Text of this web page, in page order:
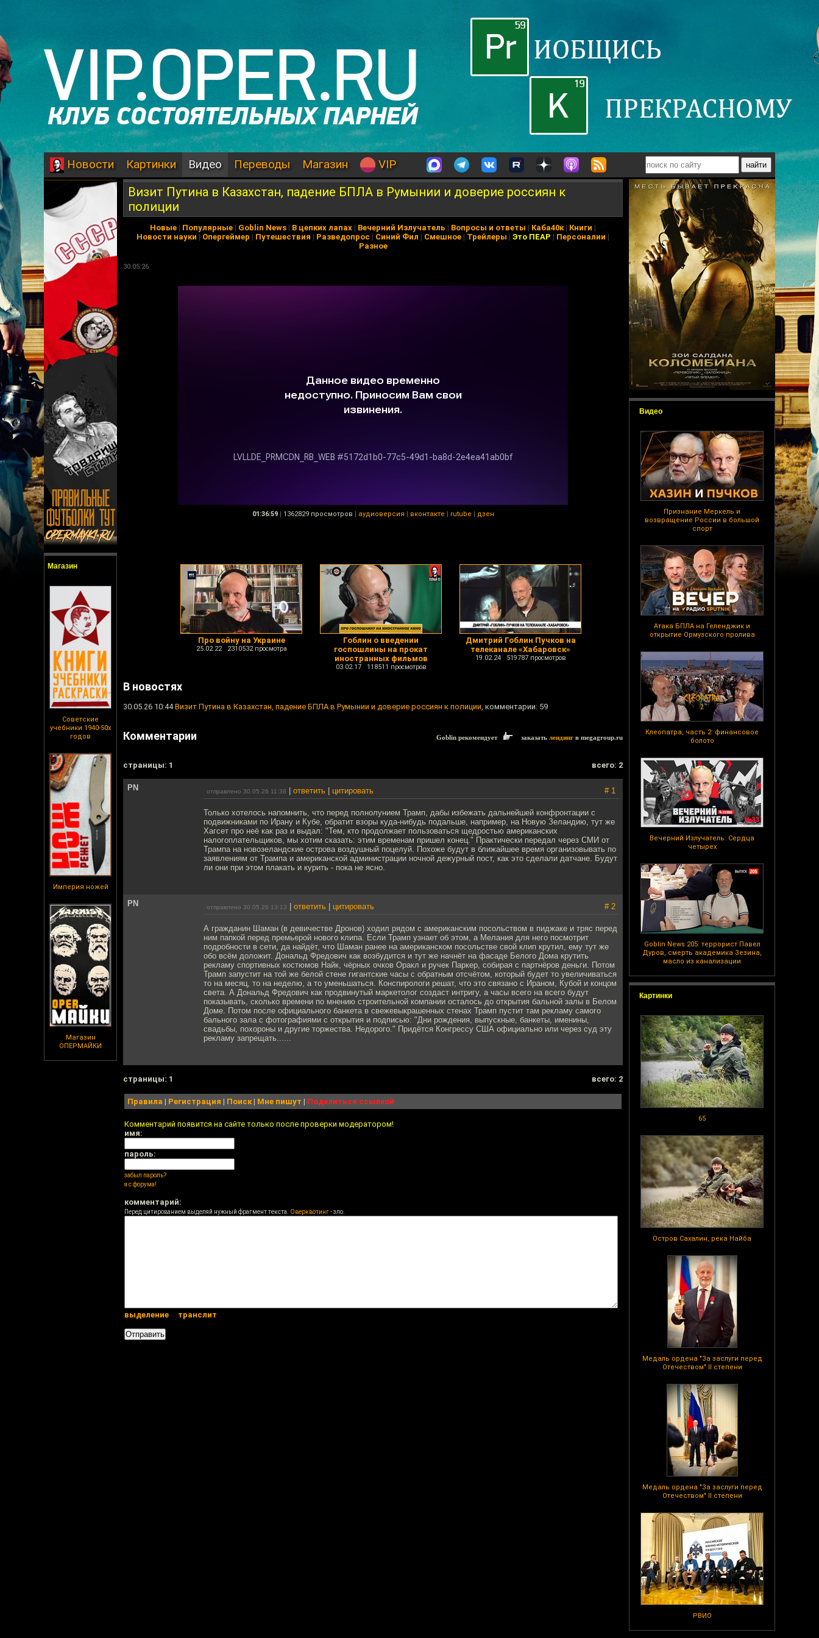
Новости Картинки Видео Переводы Магазин VIP
Магазин
Советские
учебники 1940-50х
годов
Империя ножей
Магазин
ОПЕРМАЙКИ
Видео
Признание Меркель и
возвращение России в большой
спорт
Атака БПЛА на Геленджик и
открытие Ормузского пролива
Клеопатра, часть 2: финансовое
болото
Вечерний Излучатель: Сердца
четырех
Goblin News 205: террорист Павел
Дуров, смерть академика Зезина,
масло из канализации
Картинки
65
Остров Сахалин, река Найба
Медаль ордена "За заслуги перед
Отечеством" II степени
Медаль ордена "За заслуги перед
Отечеством" II степени
РВИО
Визит Путина в Казахстан, падение БПЛА в Румынии и доверие россиян к
полиции
Новые | Популярные | Goblin News | В цепких лапах | Вечерний Излучатель | Вопросы и ответы | Каба40к| Книги |
Новости науки | Опергеймер | Путешествия | Разведопрос | Синий Фил | Смешное | Трейлеры | Это ПЕАР | Персоналии |
Разное
30.05.26
01:36:59 | 1362829 просмотров | аудиоверсия | вконтакте | rutube | дзен
Про войну на Украине
25.02.22 2310532 просмотра
Гоблин о введении
госпошлины на прокат
иностранных фильмов
03.02.17 118511 просмотров
Дмитрий Гоблин Пучков на
телеканале «Хабаровск»
19.02.24 519787 просмотров
В новостях
30.05.26 10:44Визит Путина в Казахстан, падение БПЛА в Румынии и доверие россиян к полиции, комментарии: 59
Комментарии Goblin рекомендует заказать лендинг в megagroup.ru
cтраницы: 1 всего: 2
PN отправлено 30.05.26 11:38 ответить цитировать # 1
Только хотелось напомнить, что перед полнолунием Трамп, дабы избежать дальнейшей конфронтации с
подвижниками по Ирану и Кубе, обратит взоры куда-нибудь подальше, например, на Новую Зеландию, тут же
Хагсет про неё как раз и выдал: "Тем, кто продолжает пользоваться щедростью американских
налогоплательщиков, мы хотим сказать: этим временам пришел конец." Практически передал через СМИ от
Трампа на новозеландские острова воздушный поцелуй. Похоже будут в ближайшее время организовывать по
заявлениям от Трампа и американской администрации ночной дежурный пост, как это сделали датчане. Будут
ли они при этом плакать и курить - пока не ясно.
PN отправлено 30.05.26 13:13 ответить цитировать # 2
А гражданин Шаман (в девичестве Дронов) ходил рядом с американским посольством в пиджаке и тряс перед
ним папкой перед премьерой нового клипа. Если Трамп узнает об этом, а Мелания для него посмотрит
подробности в сети, да найдёт, что Шаман ранее на американском посольстве свой клип крутил, ему тут же
обо всём доложит. Дональд Фредович как возбудится и тут же начнёт на фасаде Белого Дома крутить
рекламу спортивных костюмов Найк, чёрных очков Оракл и ручек Паркер, собирая с партнёров деньги. Потом
Трамп запустит на той же белой стене гигантские часы с обратным отсчётом, который будет то увеличиваться
то на месяц, то на неделю, а то уменьшаться. Конспирологи решат, что это связано с Ираном, Кубой и концом
света. А Дональд Фредович как продвинутый маркетолог создаст интригу, а часы всего на всего будут
показывать, сколько времени по мнению строительной компании осталось до открытия бальной залы в Белом
Доме. Потом после официального банкета в свежевыкрашенных стенах Трамп пустит там рекламу самого
бального зала с фотографиями с открытия и подписью: "Дни рождения, выпускные, банкеты, именины,
свадьбы, похороны и другие торжества. Недорого." Придётся Конгрессу США официально или через суд эту
рекламу запрещать......
cтраницы: 1 всего: 2
Правила | Регистрация | Поиск| Мне пишут | Поделиться ссылкой
Комментарий появится на сайте только после проверки модератором!
имя:
пароль:
забыл пароль?
я с форума!
комментарий:
Перед цитированием выделяй нужный фрагмент текста. Оверквотинг- зло.
выделение транслит